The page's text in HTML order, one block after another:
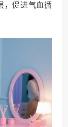
，促进气血循